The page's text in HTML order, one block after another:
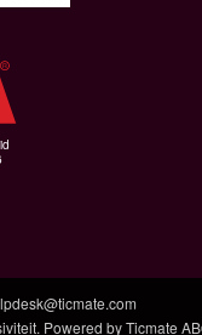
Powered byTicmate